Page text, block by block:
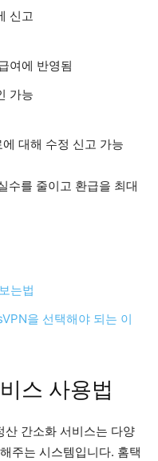
신고
여에 반영됨
가능
대해 수정 신고 가능
수를 줄이고 환급을 최대
는법
을 선택해야 되는 이
스 사용법
산 간소화 서비스는 다양
주는 시스템입니다. 홈택